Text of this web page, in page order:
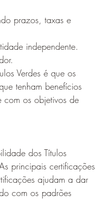
prazos, taxas e
independente.
Verdes é que os
tenham benefícios
com os objetivos de
dos Títulos
principais certificações
ajudam a dar
com os padrões